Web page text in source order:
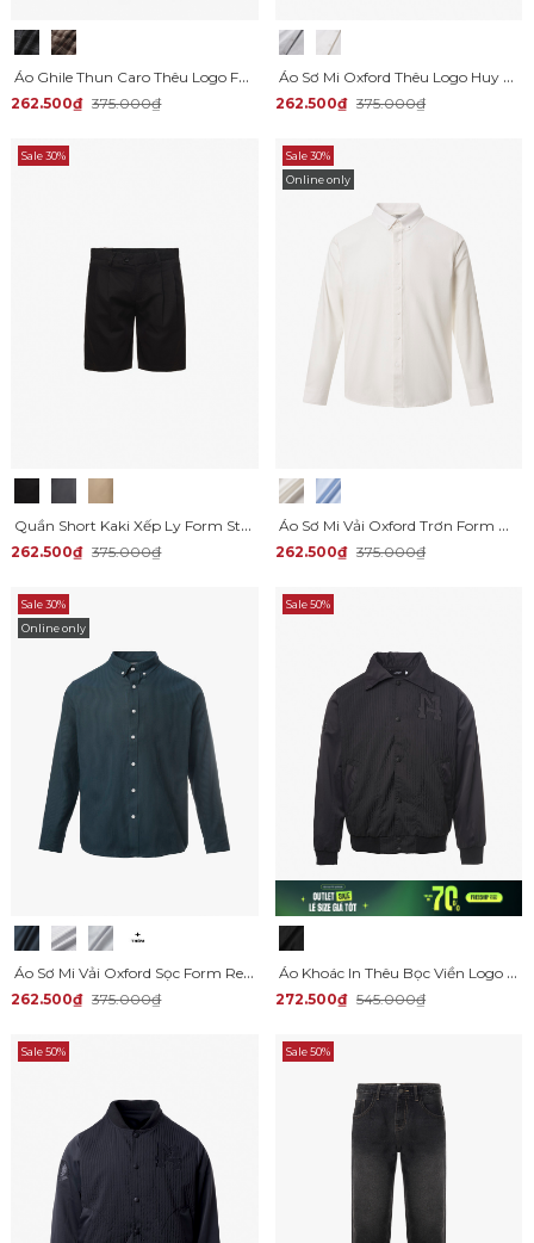
Áo Ghile Thun Caro Thêu Logo Form Regular AG001
262.500₫ 375.000₫
Áo Sơ Mi Oxford Thêu Logo Huy Hiệu Form Slimfit SM171
262.500₫ 375.000₫
Sale 30%
Quần Short Kaki Xếp Ly Form Straight QS059
262.500₫ 375.000₫
Sale 30%
Online only
Áo Sơ Mi Vải Oxford Trơn Form Regular SM158
262.500₫ 375.000₫
Sale 30%
Online only
Áo Sơ Mi Vải Oxford Sọc Form Regular SM159
262.500₫ 375.000₫
Sale 50%
Áo Khoác In Thêu Bọc Viền Logo Form Regular AK071
272.500₫ 545.000₫
Sale 50% Sale 50%